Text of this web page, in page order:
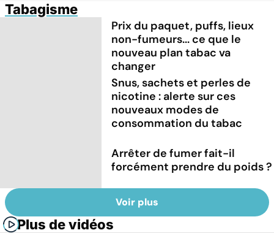
Tabagisme
Prix du paquet, puffs, lieux
non-fumeurs... ce que le
nouveau plan tabac va
changer
Snus, sachets et perles de
nicotine : alerte sur ces
nouveaux modes de
consommation du tabac
Arrêter de fumer fait-il
forcément prendre du poids ?
Voir plus
Plus de vidéos